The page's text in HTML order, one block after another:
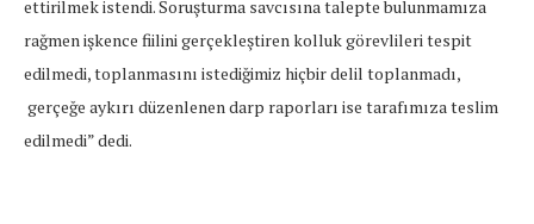
ettirilmek istendi. Soruşturma savcısına talepte bulunmamıza
rağmen işkence fiilini gerçekleştiren kolluk görevlileri tespit
edilmedi, toplanmasını istediğimiz hiçbir delil toplanmadı,
gerçeğe aykırı düzenlenen darp raporları ise tarafımıza teslim
edilmedi” dedi.